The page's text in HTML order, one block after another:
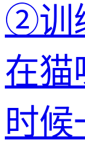
②训
在猫
时候